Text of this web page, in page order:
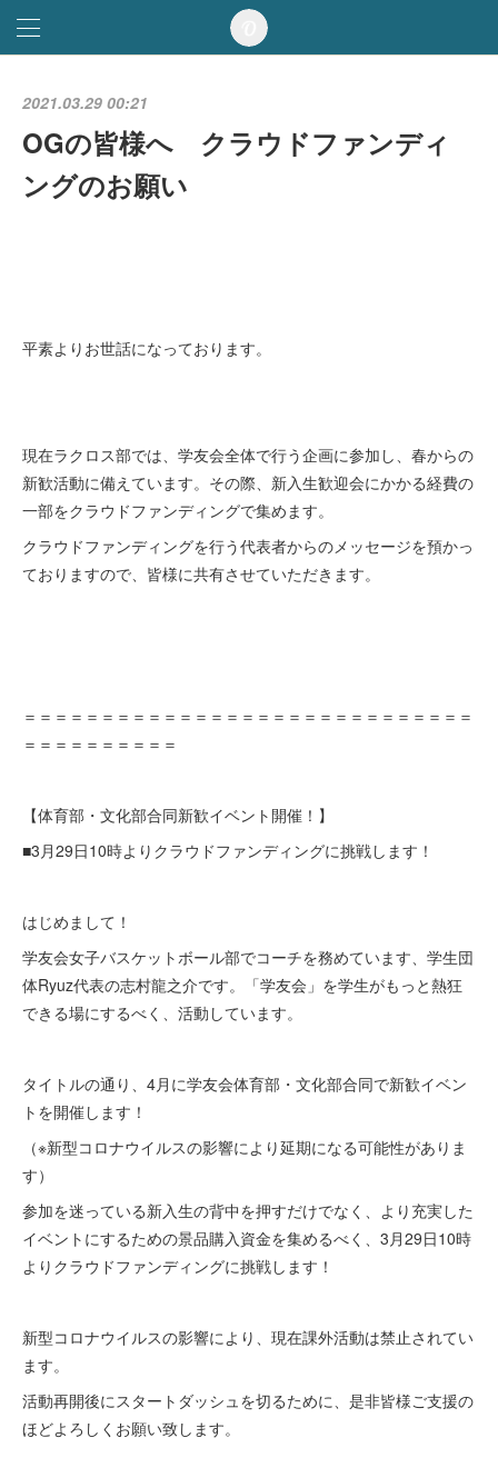
2021.03.29 00:21
OGの皆様へ クラウドファンディ
ングのお願い
平素よりお世話になっております。
現在ラクロス部では、学友会全体で行う企画に参加し、春からの
新歓活動に備えています。その際、新入生歓迎会にかかる経費の
一部をクラウドファンディングで集めます。
クラウドファンディングを行う代表者からのメッセージを預かっ
ておりますので、皆様に共有させていただきます。
＝＝＝＝＝＝＝＝＝＝＝＝＝＝＝＝＝＝＝＝＝＝＝＝＝＝＝＝＝
＝＝＝＝＝＝＝＝＝＝
【体育部・文化部合同新歓イベント開催！】
■3月29日10時よりクラウドファンディングに挑戦します！
はじめまして！
学友会女子バスケットボール部でコーチを務めています、学生団
体Ryuz代表の志村龍之介です。「学友会」を学生がもっと熱狂
できる場にするべく、活動しています。
タイトルの通り、4月に学友会体育部・文化部合同で新歓イベン
トを開催します！
（※新型コロナウイルスの影響により延期になる可能性がありま
す）
参加を迷っている新入生の背中を押すだけでなく、より充実した
イベントにするための景品購入資金を集めるべく、3月29日10時
よりクラウドファンディングに挑戦します！
新型コロナウイルスの影響により、現在課外活動は禁止されてい
ます。
活動再開後にスタートダッシュを切るために、是非皆様ご支援の
ほどよろしくお願い致します。